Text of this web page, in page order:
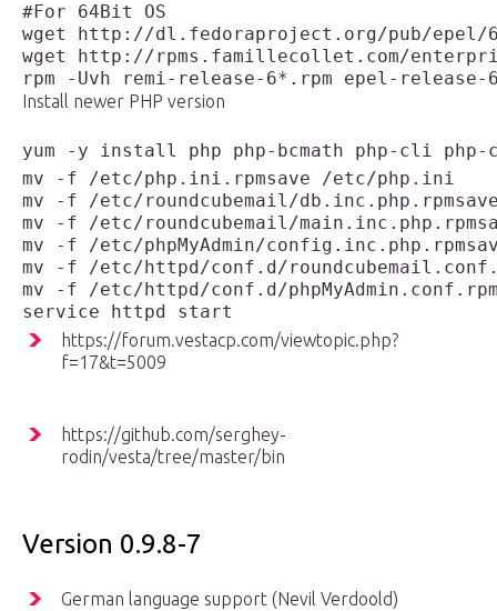
#For 64Bit OS
wget http://dl.fedoraproject.org/pub/epel/
wget http://rpms.famillecollet.com/
rpm -Uvh remi-release-6*.rpm epel-release-
Install newer PHP version
yum -y install php php-bcmath php-cli php-
mv -f /etc/php.ini.rpmsave /etc/php.ini
mv -f /etc/roundcubemail/
mv -f /etc/roundcubemail/
mv -f /etc/phpMyAdmin/
mv -f /etc/httpd/conf.d/
mv -f /etc/httpd/conf.d/
service httpd start
https://forum.vestacp.com/viewtopic.php?
f=17&t=5009
https://github.com/serghey-
rodin/vesta/tree/master/bin
Version 0.9.8-7
German language support (Nevil Verdoold)